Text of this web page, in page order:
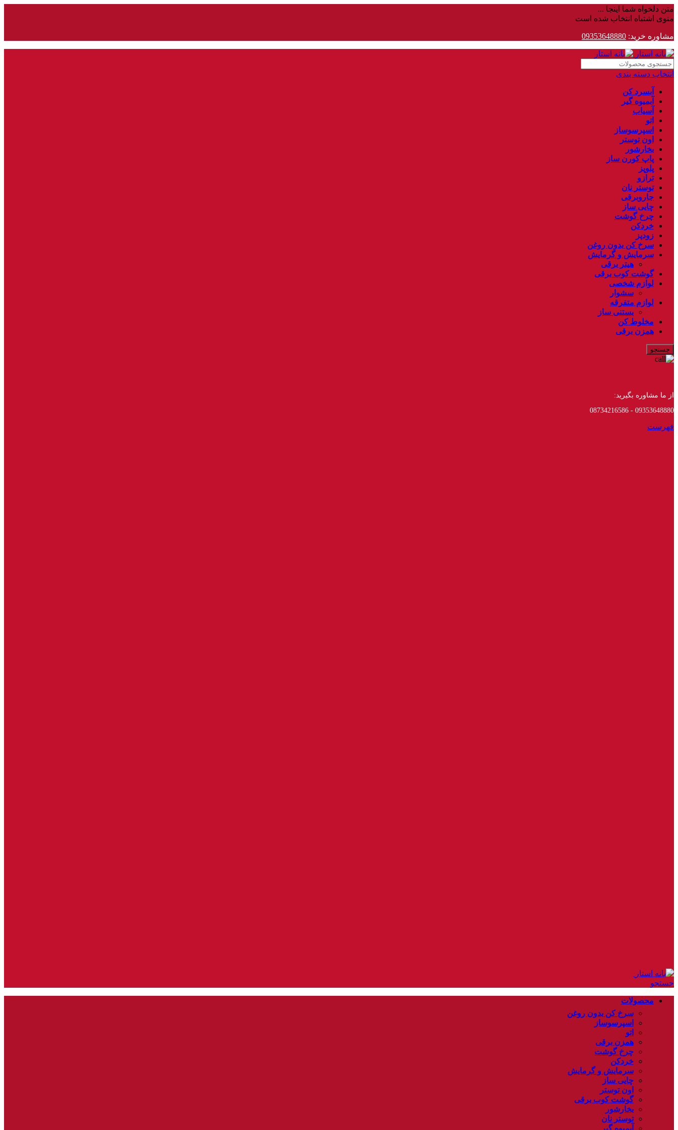
متن دلخواه شما اینجا ...
منوی اشتباه انتخاب شده است
مشاوره خرید: 09353648880
انتخاب دسته بندی
آبسرد کن
آبمیوه گیر
آسیاب
اتو
اسپرسوساز
اون توستر
بخارشور
پاپ کورن ساز
پلوپز
ترازو
توستر نان
جاروبرقی
چایی ساز
چرخ گوشت
خردکن
زودپز
سرخ کن بدون روغن
سرمایش و گرمایش
هیتر برقی
گوشت کوب برقی
لوازم شخصی
سشوار
لوازم متفرقه
بستنی ساز
مخلوط کن
همزن برقی
جستجو
از ما مشاوره بگیرید:
09353648880 - 08734216586
فهرست
جستجو
محصولات
سرخ کن بدون روغن
اسپرسوساز
اتو
همزن برقی
چرخ گوشت
خردکن
سرمایش و گرمایش
چایی ساز
اون توستر
گوشت کوب برقی
بخارشور
توستر نان
آبمیوه گیر